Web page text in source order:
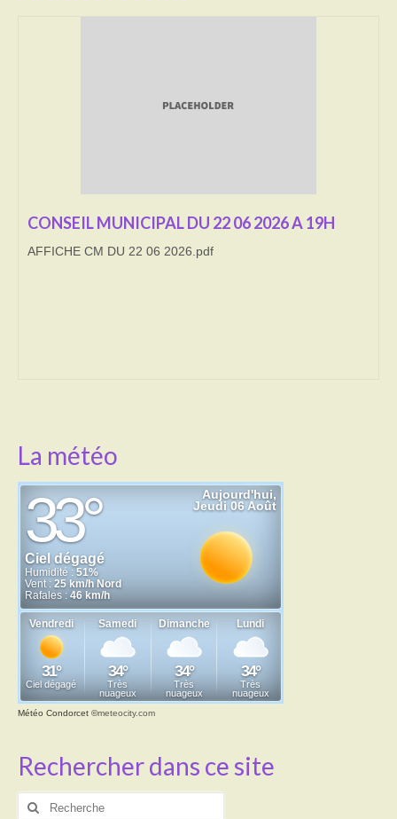
DECHETS VERTS
CONSEIL MUNICIPAL DU 22 06 2026 A 19H
AFFICHE CM DU 22 06 2026.pdf
La météo
Météo Condorcet ©meteocity.com
Rechercher dans ce site
Rechercher